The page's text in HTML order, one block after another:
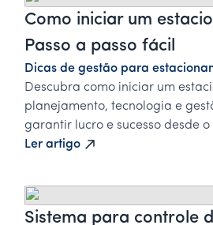
Como iniciar um
Passo a passo fácil
Dicas de gestão para
Descubra como iniciar um
planejamento, tecnologia e
garantir lucro e sucesso desde o
Ler artigo
Sistema para controle